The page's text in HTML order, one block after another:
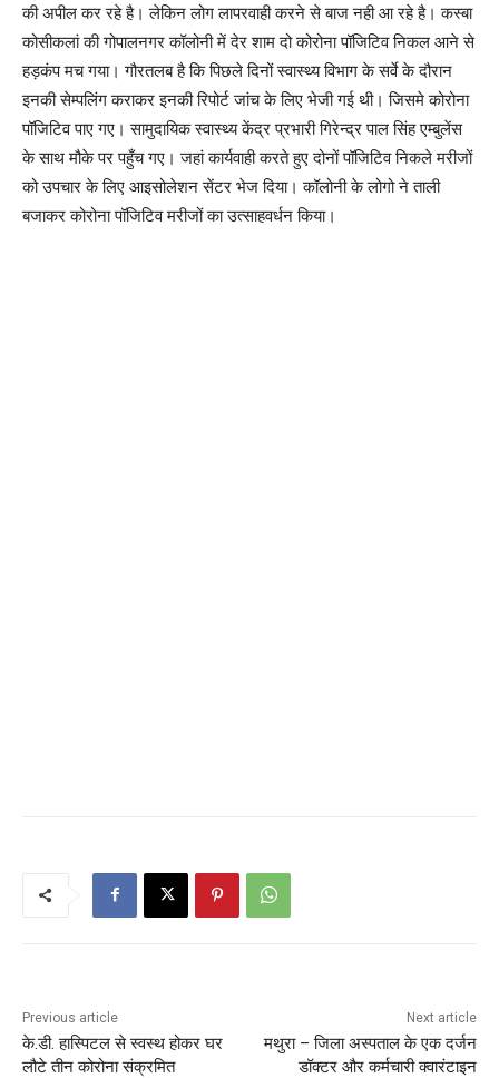
की अपील कर रहे है। लेकिन लोग लापरवाही करने से बाज नही आ रहे है। कस्बा
कोसीकलां की गोपालनगर कॉलोनी में देर शाम दो कोरोना पॉजिटिव निकल आने से
हड़कंप मच गया। गौरतलब है कि पिछले दिनों स्वास्थ्य विभाग के सर्वे के दौरान
इनकी सेम्पलिंग कराकर इनकी रिपोर्ट जांच के लिए भेजी गई थी। जिसमे कोरोना
पॉजिटिव पाए गए। सामुदायिक स्वास्थ्य केंद्र प्रभारी गिरेन्द्र पाल सिंह एम्बुलेंस
के साथ मौके पर पहुँच गए। जहां कार्यवाही करते हुए दोनों पॉजिटिव निकले मरीजों
को उपचार के लिए आइसोलेशन सेंटर भेज दिया। कॉलोनी के लोगो ने ताली
बजाकर कोरोना पॉजिटिव मरीजों का उत्साहवर्धन किया।
Previous article
के.डी. हास्पिटल से स्वस्थ होकर घर
लौटे तीन कोरोना संक्रमित
Next article
मथुरा – जिला अस्पताल के एक दर्जन
डॉक्टर और कर्मचारी क्वारंटाइन